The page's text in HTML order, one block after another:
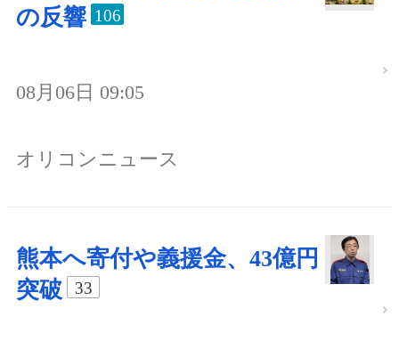
の反響 106
08月06日 09:05
オリコンニュース
熊本へ寄付や義援金、43億円
突破
33